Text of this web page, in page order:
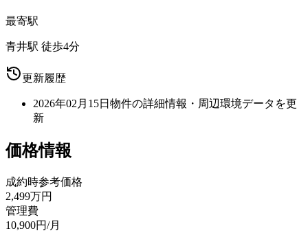
最寄駅
青井駅 徒歩4分
更新履歴
2026年02月15日 物件の詳細情報・周辺環境データを更
新
価格情報
成約時参考価格
2,499万円
管理費
10,900円/月